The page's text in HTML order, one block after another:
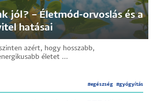
jól? – Életmód-orvoslás és a
hatásai
azért, hogy hosszabb,
életet ...
#egészség #gyógyítás